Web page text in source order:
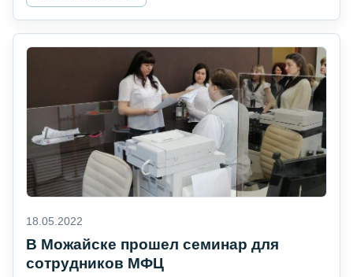
18.05.2022
В Можайске прошел семинар для
сотрудников МФЦ